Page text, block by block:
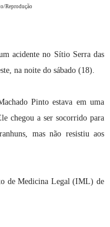
Reprodução
acidente no Sítio Serra das
na noite do sábado (18).
Pinto estava em uma
chegou a ser socorrido para
mas não resistiu aos
de Medicina Legal (IML) de